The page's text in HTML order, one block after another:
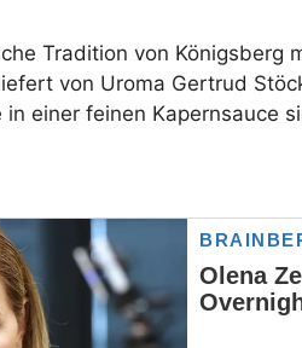
Tradition von Königsberg
von Uroma Gertrud
in einer feinen Kapernsauce